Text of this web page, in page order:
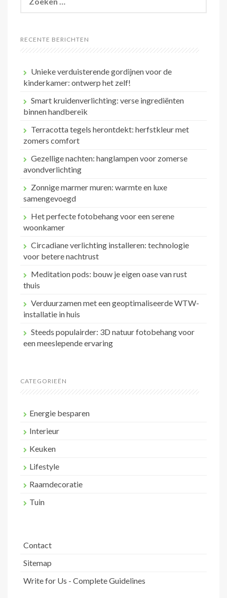
naar:
RECENTE BERICHTEN
Unieke verduisterende gordijnen voor de
kinderkamer: ontwerp het zelf!
Smart kruidenverlichting: verse ingrediënten
binnen handbereik
Terracotta tegels herontdekt: herfstkleur met
zomers comfort
Gezellige nachten: hanglampen voor zomerse
avondverlichting
Zonnige marmer muren: warmte en luxe
samengevoegd
Het perfecte fotobehang voor een serene
woonkamer
Circadiane verlichting installeren: technologie
voor betere nachtrust
Meditation pods: bouw je eigen oase van rust
thuis
Verduurzamen met een geoptimaliseerde WTW-
installatie in huis
Steeds populairder: 3D natuur fotobehang voor
een meeslepende ervaring
CATEGORIEËN
Energie besparen
Interieur
Keuken
Lifestyle
Raamdecoratie
Tuin
Contact
Sitemap
Write for Us - Complete Guidelines